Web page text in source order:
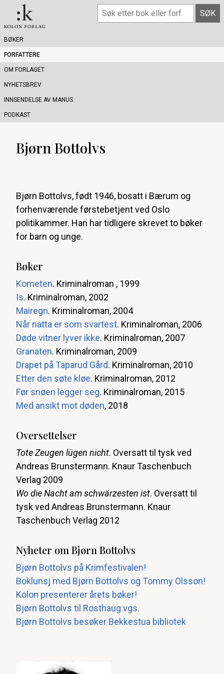
BØKER
FORFATTERE
OM FORLAGET
NYHETSBREV
INNSENDELSE AV MANUS
PODKAST
Bjørn Bottolvs
Bjørn Bottolvs, født 1946, bosatt i Bærum og
forhenværende førstebetjent ved Oslo
politikammer. Han har tidligere skrevet to bøker
for barn og unge.
Bøker
Kometen. Kriminalroman , 1999
Is. Kriminalroman, 2002
Mairegn. Kriminalroman, 2004
Når natta er som svartest. Kriminalroman, 2006
Døde vitner lyver ikke. Kriminalroman, 2007
Granaten. Kriminalroman, 2009
Drapet på Taparud Gård. Kriminalroman, 2010
Etter den søte kløe. Kriminalroman, 2012
Før snøen legger seg. Kriminalroman, 2015
Med ansikt mot døden, 2018
Oversettelser
Tote Zeugen lügen nicht. Oversatt til tysk ved
Andreas Brunstermann. Knaur Taschenbuch
Verlag 2009
Wo die Nacht am schwärzesten ist. Oversatt til
tysk ved Andreas Brunstermann. Knaur
Taschenbuch Verlag 2012
Nyheter om Bjørn Bottolvs
Bjørn Bottolvs på Krimfestivalen!
Boklunsj med Bjørn Bottolvs og Tommy Olsson!
Kolon presenterer årets bøker!
Bjørn Bottolvs til Rosthaug vgs.
Bjørn Bottolvs besøker Bekkestua bibliotek